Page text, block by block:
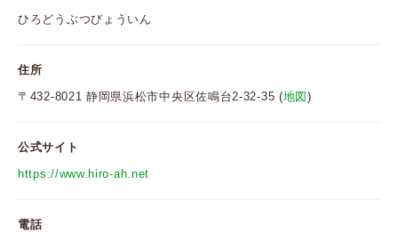
ひろどうぶつびょういん
住所
〒432-8021 静岡県浜松市中央区佐鳴台2-32-35 (地図)
公式サイト
https://www.hiro-ah.net
電話